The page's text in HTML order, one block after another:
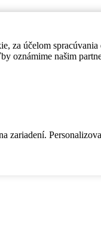
za účelom
oznámime našim